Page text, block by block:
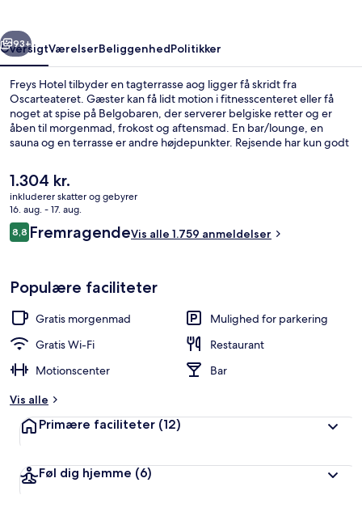
Næste
93+
OversigtVærelserBeliggenhedPolitikker
Freys Hotel tilbyder en tagterrasse aog ligger få skridt fra
Oscarteateret. Gæster kan få lidt motion i fitnesscenteret eller få
noget at spise på Belgobaren, der serverer belgiske retter og er
åben til morgenmad, frokost og aftensmad. En bar/lounge, en
sauna og en terrasse er andre højdepunkter. Rejsende har kun godt
Overnatningsstedet ligger kun en kort gåtur fra offentlig transport:
T-Centralen (T-Bane) er få skridt derfra og Hötorget T-Bane ligger 6
minutter væk.
Den
nuværende
pris
er
1.304 kr.
1.304 kr.
inkluderer skatter og gebyrer
16. aug. - 17. aug.
Anmeldelser
8,88,8 ud af 10.
FremragendeVis alle 1.759 anmeldelser
Populære faciliteter
Gratis morgenmad
Mulighed for parkering
Gratis Wi-Fi
Restaurant
Motionscenter
Bar
Vis alle
Primære faciliteter (12)
Føl dig hjemme (6)